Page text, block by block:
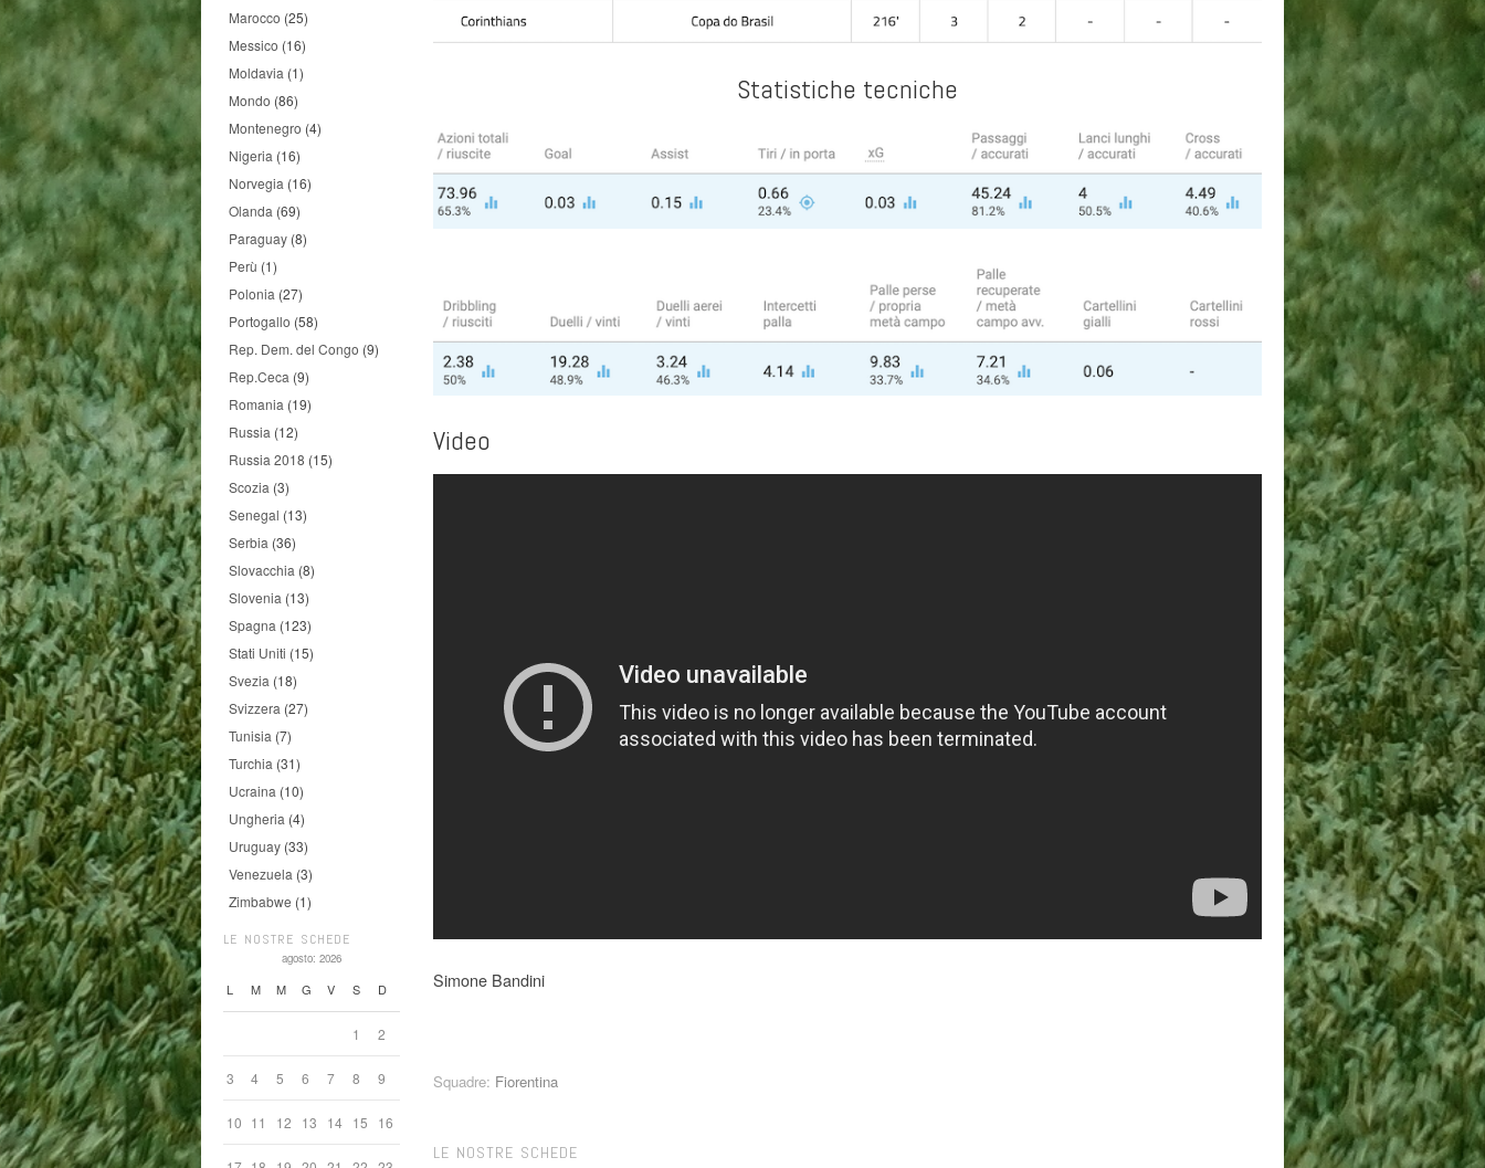
Marocco (25)
Messico (16)
Moldavia (1)
Mondo (86)
Montenegro (4)
Nigeria (16)
Norvegia (16)
Olanda (69)
Paraguay (8)
Perù (1)
Polonia (27)
Portogallo (58)
Rep. Dem. del Congo (9)
Rep.Ceca (9)
Romania (19)
Russia (12)
Russia 2018 (15)
Scozia (3)
Senegal (13)
Serbia (36)
Slovacchia (8)
Slovenia (13)
Spagna (123)
Stati Uniti (15)
Svezia (18)
Svizzera (27)
Tunisia (7)
Turchia (31)
Ucraina (10)
Ungheria (4)
Uruguay (33)
Venezuela (3)
Zimbabwe (1)
LE NOSTRE SCHEDE
agosto: 2026
L M M G V S D
1 2
3 4 5 6 7 8 9
10 11 12 13 14 15 16
Statistiche tecniche
Video
Simone Bandini
Squadre: Fiorentina
LE NOSTRE SCHEDE